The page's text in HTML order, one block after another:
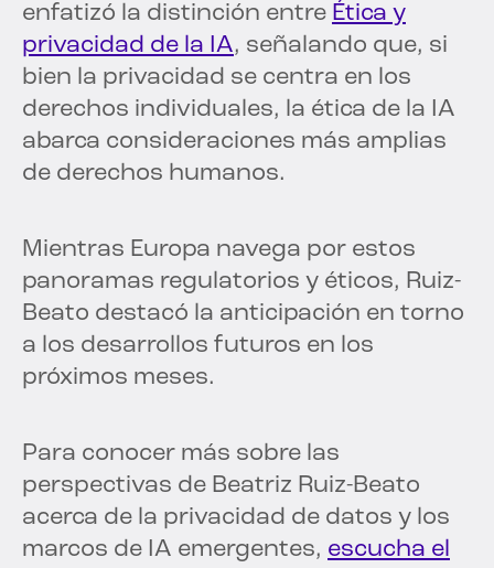
enfatizó la distinción entre Ética y
privacidad de la IA, señalando que, si
bien la privacidad se centra en los
derechos individuales, la ética de la IA
abarca consideraciones más amplias
de derechos humanos.
Mientras Europa navega por estos
panoramas regulatorios y éticos, Ruiz-
Beato destacó la anticipación en torno
a los desarrollos futuros en los
próximos meses.
Para conocer más sobre las
perspectivas de Beatriz Ruiz-Beato
acerca de la privacidad de datos y los
marcos de IA emergentes, escucha el